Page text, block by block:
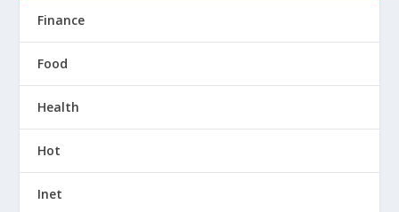
Finance
Food
Health
Hot
Inet